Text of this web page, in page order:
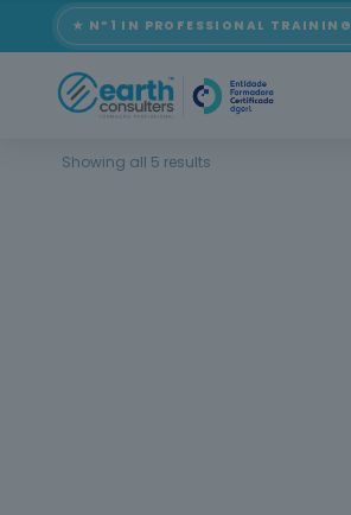
★ Nº1 IN PROFESSIONAL TRAINING
Showing all 5 results